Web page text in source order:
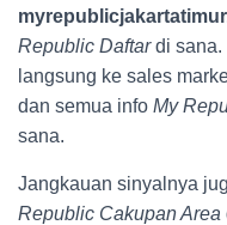
Republic Daftardi sana.
langsung ke sales
dan semua info My
sana.
Jangkauan sinyalnya
Republic Cakupan Area